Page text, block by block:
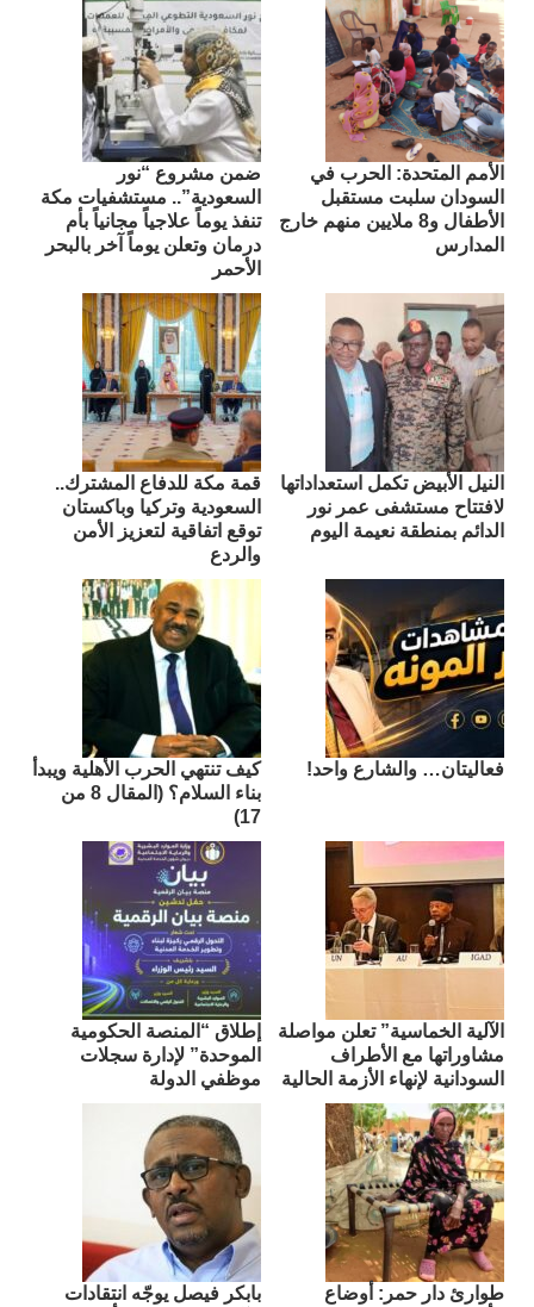
الأمم المتحدة: الحرب في
السودان سلبت مستقبل
الأطفال و8 ملايين منهم خارج
المدارس
ضمن مشروع “نور
السعودية”.. مستشفيات مكة
تنفذ يوماً علاجياً مجانياً بأم
درمان وتعلن يوماً آخر بالبحر
الأحمر
النيل الأبيض تكمل استعداداتها
لافتتاح مستشفى عمر نور
الدائم بمنطقة نعيمة اليوم
قمة مكة للدفاع المشترك..
السعودية وتركيا وباكستان
توقع اتفاقية لتعزيز الأمن
والردع
فعاليتان… والشارع واحد!
كيف تنتهي الحرب الأهلية ويبدأ
بناء السلام؟ (المقال 8 من
17)
الآلية الخماسية” تعلن مواصلة
مشاوراتها مع الأطراف
السودانية لإنهاء الأزمة الحالية
إطلاق “المنصة الحكومية
الموحدة” لإدارة سجلات
موظفي الدولة
طوارئ دار حمر: أوضاع
بابكر فيصل يوجّه انتقادات